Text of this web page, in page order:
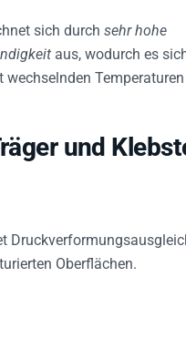
sich durch sehr hohe
aus, wodurch es
wechselnden
und
Oberflächen.